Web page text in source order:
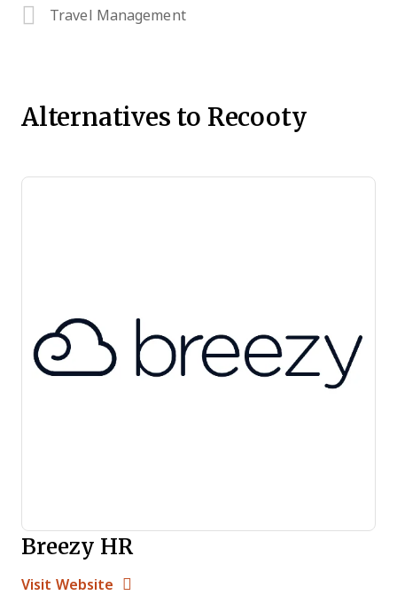
Travel Management
Alternatives to Recooty
Breezy HR
Visit Website Opens New Window